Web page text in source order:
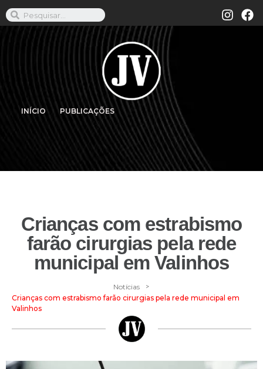
INÍCIO PUBLICAÇÕES
Crianças com estrabismo
farão cirurgias pela rede
municipal em Valinhos
Notícias >
Crianças com estrabismo farão cirurgias pela rede municipal em
Valinhos